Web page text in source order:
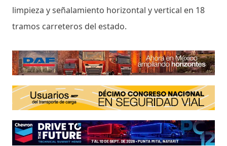
limpieza y señalamiento horizontal y vertical en 18
tramos carreteros del estado.